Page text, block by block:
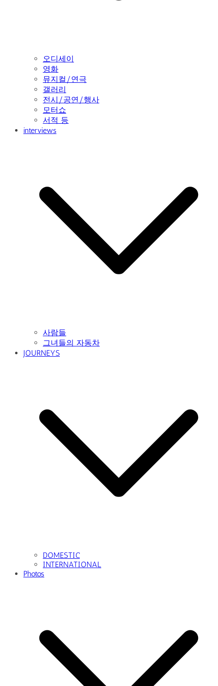
오디세이
영화
뮤지컬/연극
갤러리
전시/공연/행사
모터쇼
서적 등
interviews
사람들
그녀들의 자동차
JOURNEYS
DOMESTIC
INTERNATIONAL
Photos